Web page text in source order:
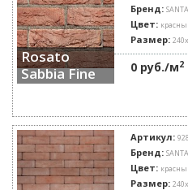
Rosato
Sabbia Fine
Бренд:
Цвет:
Размер:
0 руб./м2
Артикул:
Бренд:
Цвет:
Размер: